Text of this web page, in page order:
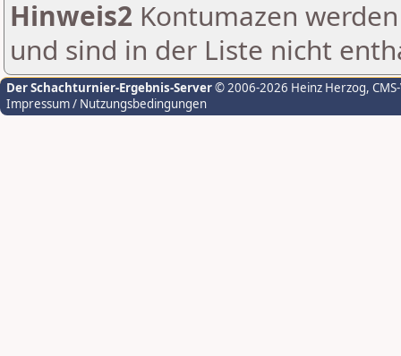
Hinweis2 Kontumazen
und sind in der Liste nicht
Der Schachturnier-Ergebnis-Server© 2006-2026 Heinz Herzog,
Impressum / Nutzungsbedingungen